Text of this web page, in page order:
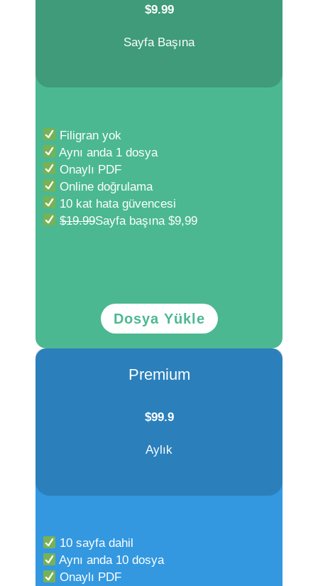
$9.99
Sayfa Başına
Filigran yok
Aynı anda 1 dosya
Onaylı PDF
Online doğrulama
10 kat hata güvencesi
$19.99Sayfa başına $9,99
Dosya Yükle
Premium
$99.9
Aylık
10 sayfa dahil
Aynı anda 10 dosya
Onaylı PDF